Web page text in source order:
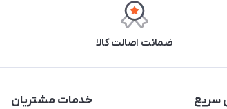
ضمانت اصالت کالا
سریع خدمات مشتریان